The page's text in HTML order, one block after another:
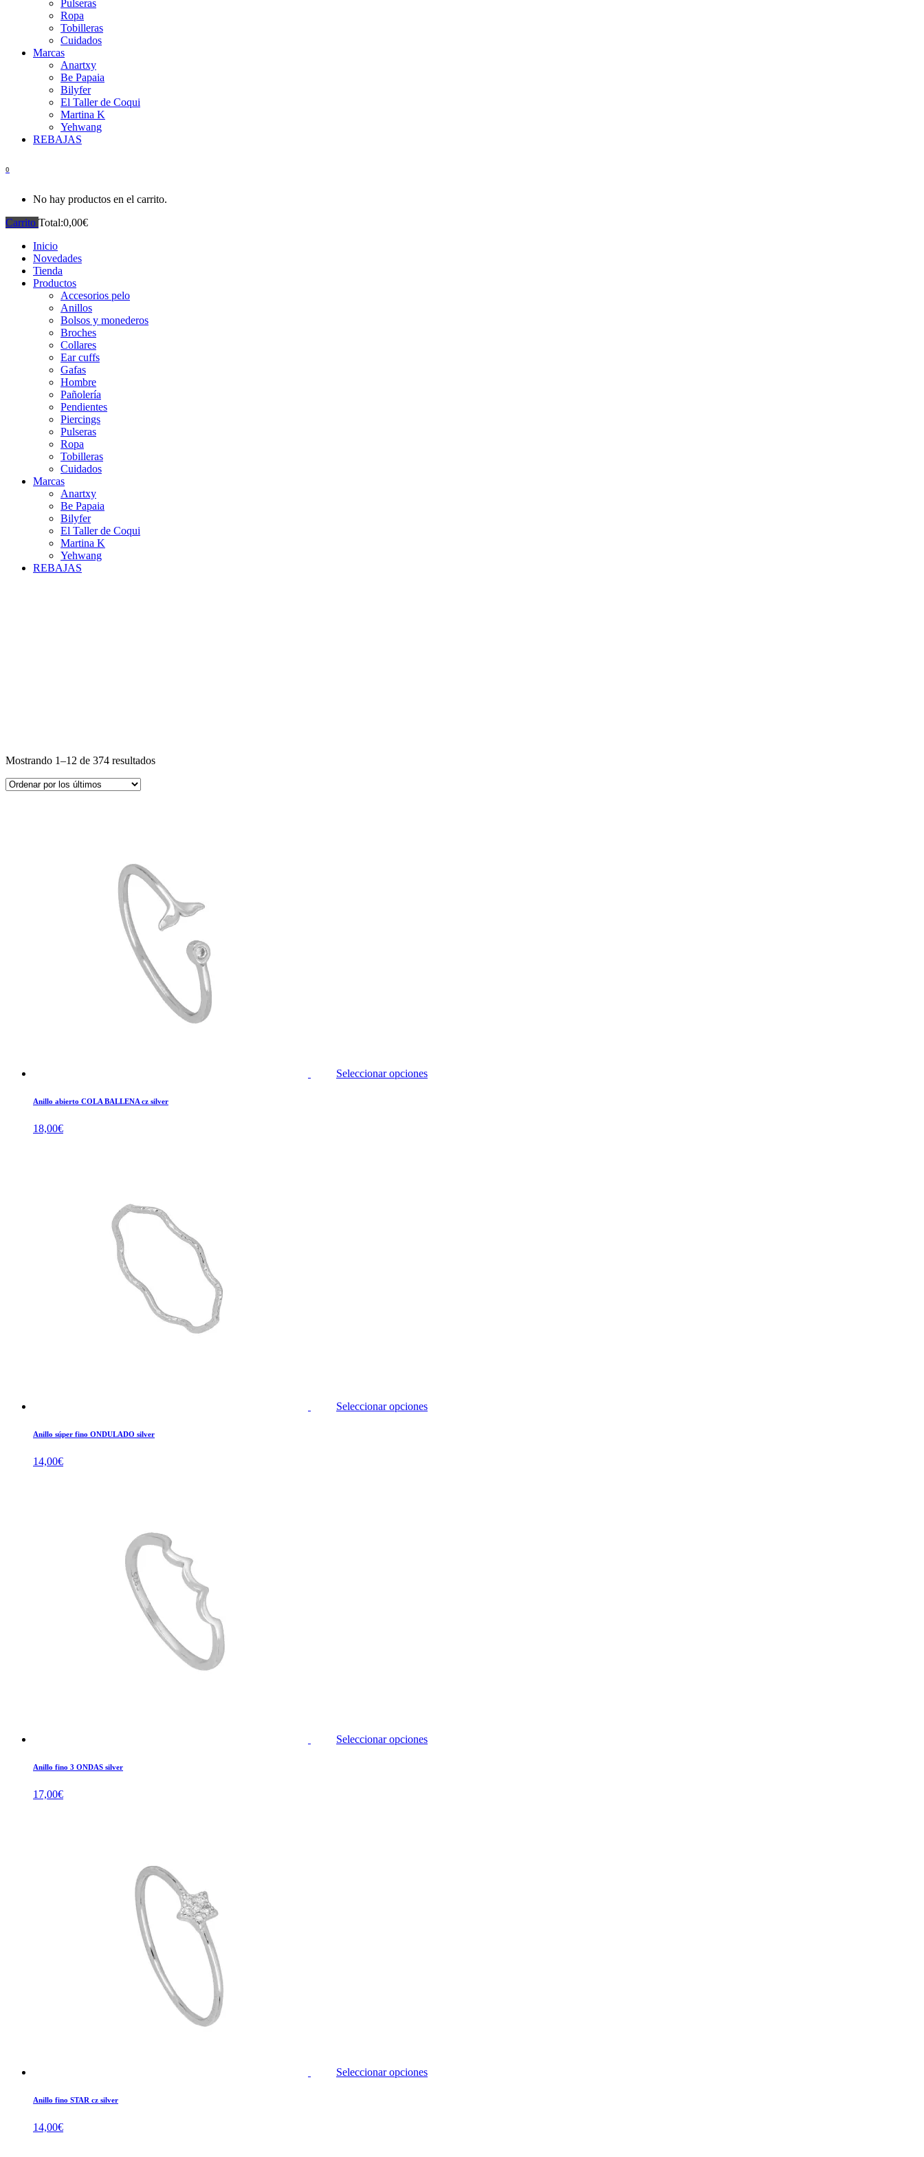
Pulseras
Ropa
Tobilleras
Cuidados
Marcas
Anartxy
Be Papaia
Bilyfer
El Taller de Coqui
Martina K
Yehwang
REBAJAS
0
No hay productos en el carrito.
Carrito Total:0,00€
Inicio
Novedades
Tienda
Productos
Accesorios pelo
Anillos
Bolsos y monederos
Broches
Collares
Ear cuffs
Gafas
Hombre
Pañolería
Pendientes
Piercings
Pulseras
Ropa
Tobilleras
Cuidados
Marcas
Anartxy
Be Papaia
Bilyfer
El Taller de Coqui
Martina K
Yehwang
REBAJAS
Mostrando 1–12 de 374 resultados
Seleccionar opciones
Anillo abierto COLA BALLENA cz silver
18,00€
Seleccionar opciones
Anillo súper fino ONDULADO silver
14,00€
Seleccionar opciones
Anillo fino 3 ONDAS silver
17,00€
Seleccionar opciones
Anillo fino STAR cz silver
14,00€